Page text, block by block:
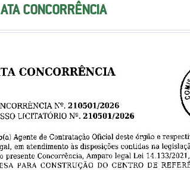
ATA CONCORRÊNCIA